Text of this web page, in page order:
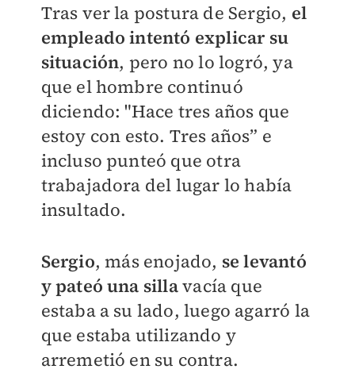
Tras ver la postura de Sergio, el
empleado intentó explicar su
situación, pero no lo logró, ya
que el hombre continuó
diciendo: "Hace tres años que
estoy con esto. Tres años” e
incluso punteó que otra
trabajadora del lugar lo había
insultado.
Sergio, más enojado, se levantó
y pateó una sillavacía que
estaba a su lado, luego agarró la
que estaba utilizando y
arremetió en su contra.